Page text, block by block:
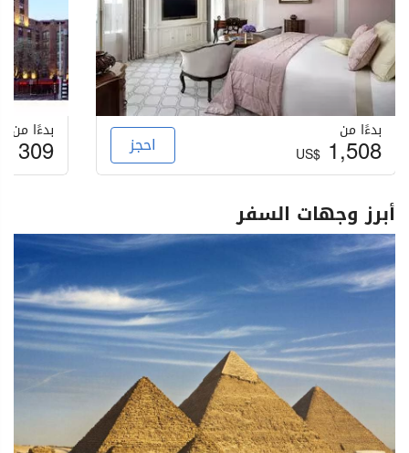
بدءًا من
US$1,508 احجز
بدءًا من
309
أبرز وجهات السفر